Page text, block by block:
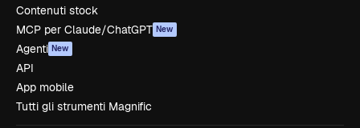
Contenuti stock
MCP per Claude/ChatGPT New
Agenti New
API
App mobile
Tutti gli strumenti Magnific